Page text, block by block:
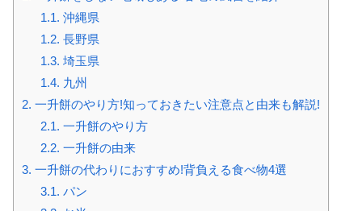
1.1. 沖縄県
1.2. 長野県
1.3. 埼玉県
1.4. 九州
2. 一升餅のやり方!知っておきたい注意点と由来も解説!
2.1. 一升餅のやり方
2.2. 一升餅の由来
3. 一升餅の代わりにおすすめ!背負える食べ物4選
3.1. パン